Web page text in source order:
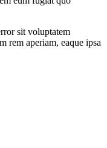
sit voluptatem
rem aperiam, eaque ipsa